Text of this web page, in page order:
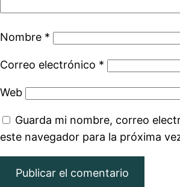
Nombre *
Correo electrónico *
Web
Guarda mi nombre, correo
este navegador para la próxima